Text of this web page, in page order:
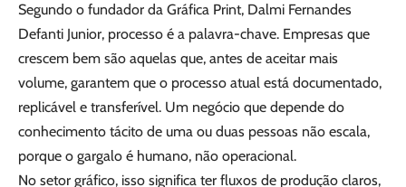
Segundo o fundador da Gráfica Print, Dalmi Fernandes
Defanti Junior, processo é a palavra-chave. Empresas que
crescem bem são aquelas que, antes de aceitar mais
volume, garantem que o processo atual está documentado,
replicável e transferível. Um negócio que depende do
conhecimento tácito de uma ou duas pessoas não escala,
porque o gargalo é humano, não operacional.
No setor gráfico, isso significa ter fluxos de produção claros,